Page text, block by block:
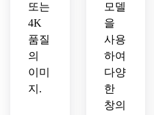
또는
4K
품질
의
이미
지.
모델
을
사용
하여
다양
한
창의